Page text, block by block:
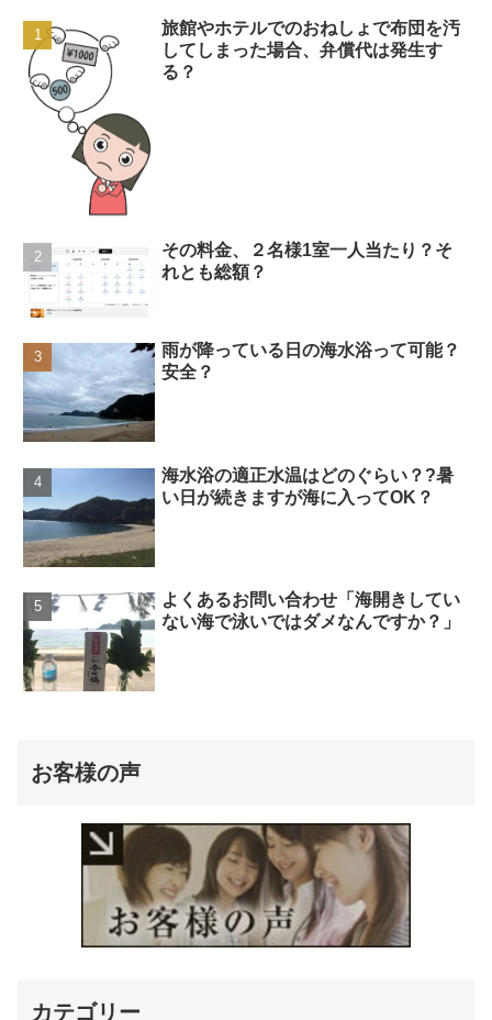
旅館やホテルでのおねしょで布団を汚
してしまった場合、弁償代は発生す
る？
その料金、２名様1室一人当たり？そ
れとも総額？
雨が降っている日の海水浴って可能？
安全？
海水浴の適正水温はどのぐらい？?暑
い日が続きますが海に入ってOK？
よくあるお問い合わせ「海開きしてい
ない海で泳いではダメなんですか？」
お客様の声
カテゴリー